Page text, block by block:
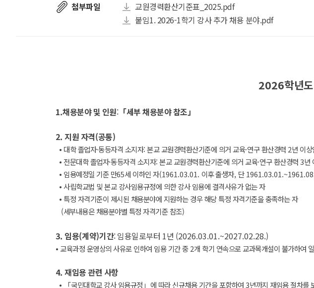
첨부파일
교원경력환산기준표_2025.pdf
붙임1. 2026-1학기 강사 추가 채용 분야.pdf
2026학년도
1.채용분야 및 인원:「세부 채용분야 참조」
2. 지원 자격(공통)
⦁ 대학 졸업자·동등자격 소지자: 본교 교원경력환산기준에 의거 교육·연구 환산경력 2년 이
⦁ 전문대학 졸업자·동등자격 소지자: 본교 교원경력환산기준에 의거 교육·연구 환산경력3년
⦁ 임용예정일 기준 만65세 이하인 자(1961.03.01. 이후 출생자, 단
⦁사립학교법 및 본교 강사임용규정에 의한 강사 임용에 결격사유가 없는 자
⦁ 특정 자격기준이 제시된 채용분야에 지원하는 경우 해당 특정 자격기준을 충족하는 자
(세부내용은 채용분야별 특정 자격기준 참조)
3. 임용(계약)기간: 임용일로부터 1년 (2026.03.01.~2027.02.28.)
⦁ 교육과정 운영상의 사유로 인하여 임용 기간 중2개 학기 연속으로 교과목개설이 불가하여
4. 재임용 관련 사항
⦁ 「국민대학교 강사 임용규정 」 에 따라 신규채용 기간을 포함하여3년까지 재임용 절차를